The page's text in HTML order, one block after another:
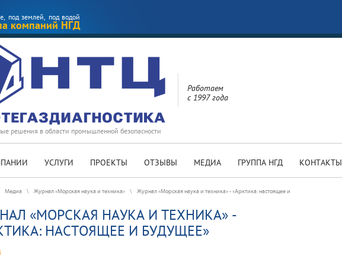
под землей, под водой
компаний НГД
решения в области промышленной безопасности
Работаем
с 1997 года
УСЛУГИ ПРОЕКТЫ ОТЗЫВЫ МЕДИА ГРУППА НГД КОНТАКТЫ
Медиа \ Журнал «Морская наука и техника» \
Журнал «Морская наука и техника» - «Арктика: настоящее и
«МОРСКАЯ НАУКА И ТЕХНИКА» -
НАСТОЯЩЕЕ И БУДУЩЕЕ»